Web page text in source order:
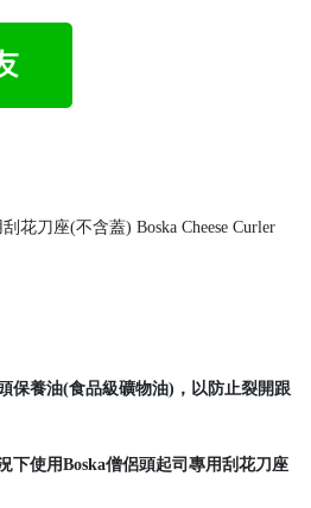
花刀座(不含蓋) Boska Cheese Curler
保養油(食品級礦物油)，以防止裂開跟
下使用Boska僧侶頭起司專用刮花刀座